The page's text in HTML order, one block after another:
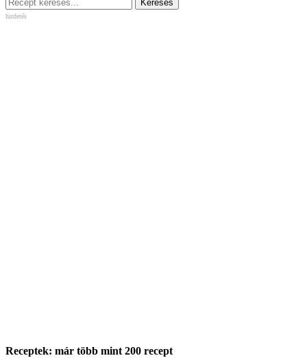
hirdetés
Receptek: már több mint 200 recept